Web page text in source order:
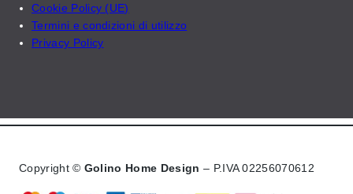
Cookie Policy (UE)
Termini e condizioni di utilizzo
Privacy Policy
Copyright © Golino Home Design – P.IVA 02256070612